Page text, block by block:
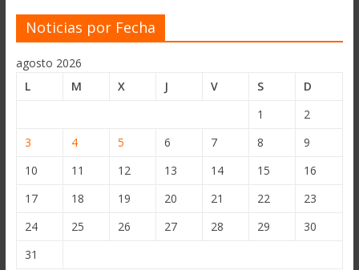
Noticias por Fecha
agosto 2026
L
M X J V S
D
1
2
3
4 5 6 7 8
9
10
11 12 13 14 15
16
17
18 19 20 21 22
23
24
25 26 27 28 29
30
31